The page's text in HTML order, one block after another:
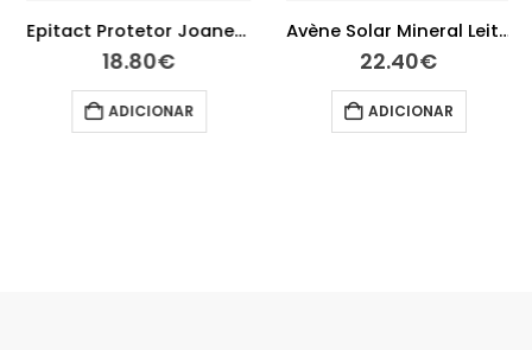
Epitact Protetor Joanetes Tamanho L
18.80€
ADICIONAR
Avène Solar Mineral Leite 50+ 100 ml
22.40€
ADICIONAR